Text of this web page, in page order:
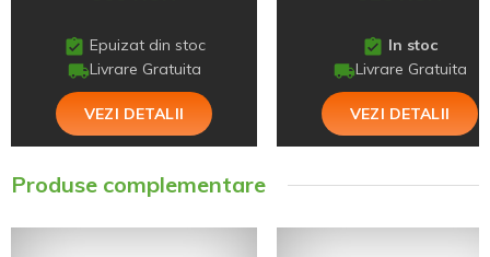
Epuizat din stoc
Livrare Gratuita
VEZI DETALII
In stoc
Livrare Gratuita
VEZI DETALII
Produse complementare